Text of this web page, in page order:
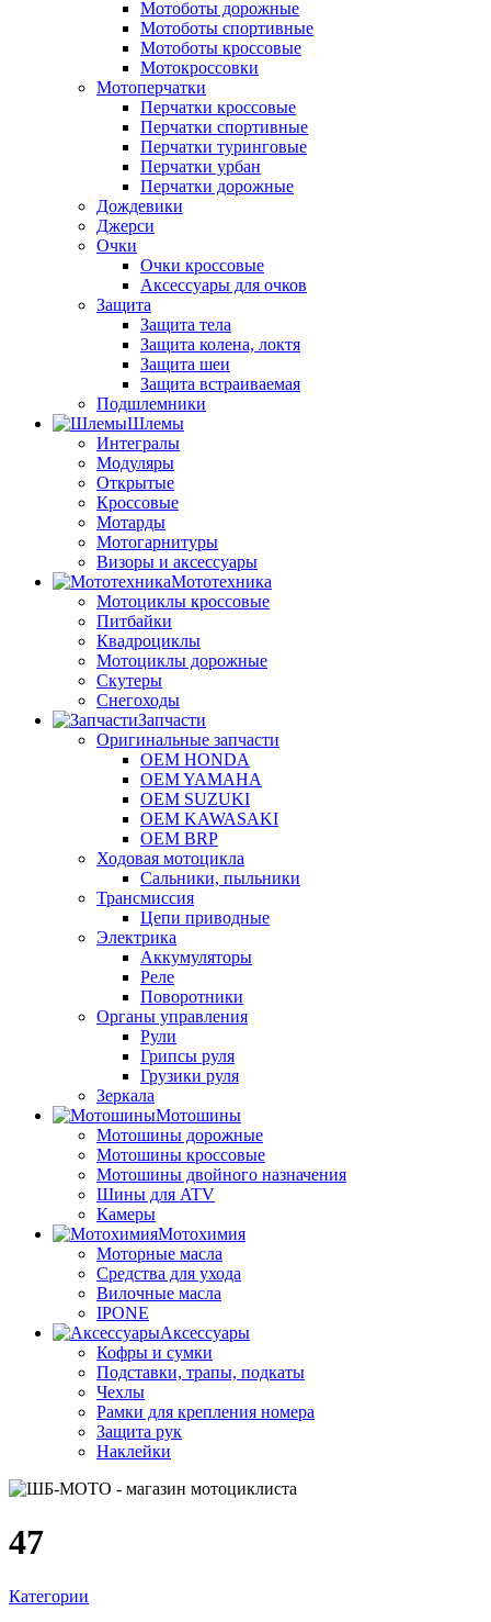
Мотоботы дорожные
Мотоботы спортивные
Мотоботы кроссовые
Мотокроссовки
Мотоперчатки
Перчатки кроссовые
Перчатки спортивные
Перчатки туринговые
Перчатки урбан
Перчатки дорожные
Дождевики
Джерси
Очки
Очки кроссовые
Аксессуары для очков
Защита
Защита тела
Защита колена, локтя
Защита шеи
Защита встраиваемая
Подшлемники
Шлемы
Интегралы
Модуляры
Открытые
Кроссовые
Мотарды
Мотогарнитуры
Визоры и аксессуары
Мототехника
Мотоциклы кроссовые
Питбайки
Квадроциклы
Мотоциклы дорожные
Скутеры
Снегоходы
Запчасти
Оригинальные запчасти
OEM HONDA
OEM YAMAHA
OEM SUZUKI
OEM KAWASAKI
OEM BRP
Ходовая мотоцикла
Сальники, пыльники
Трансмиссия
Цепи приводные
Электрика
Аккумуляторы
Реле
Поворотники
Органы управления
Рули
Грипсы руля
Грузики руля
Зеркала
Мотошины
Мотошины дорожные
Мотошины кроссовые
Мотошины двойного назначения
Шины для ATV
Камеры
Мотохимия
Моторные масла
Средства для ухода
Вилочные масла
IPONE
Аксессуары
Кофры и сумки
Подставки, трапы, подкаты
Чехлы
Рамки для крепления номера
Защита рук
Наклейки
47
Категории